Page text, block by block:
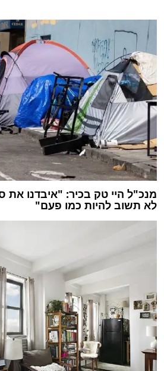
מנכ"ל היי טק בכיר: "איבדנו את
לא תשוב להיות כמו פעם"